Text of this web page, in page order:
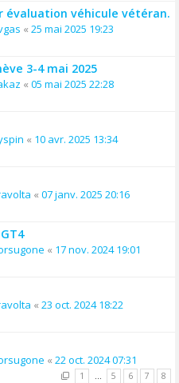
évaluation véhicule vétéran.
« 25 mai 2025 19:23
3-4 mai 2025
« 05 mai 2025 22:28
« 10 avr. 2025 13:34
« 07 janv. 2025 20:16
« 17 nov. 2024 19:01
« 23 oct. 2024 18:22
« 22 oct. 2024 07:31
1 … 5 6 7 8